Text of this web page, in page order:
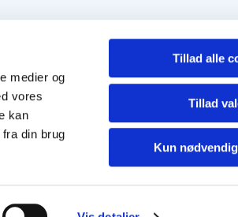
medier og
vores
kan
din brug
Tillad alle
Tillad
Kun